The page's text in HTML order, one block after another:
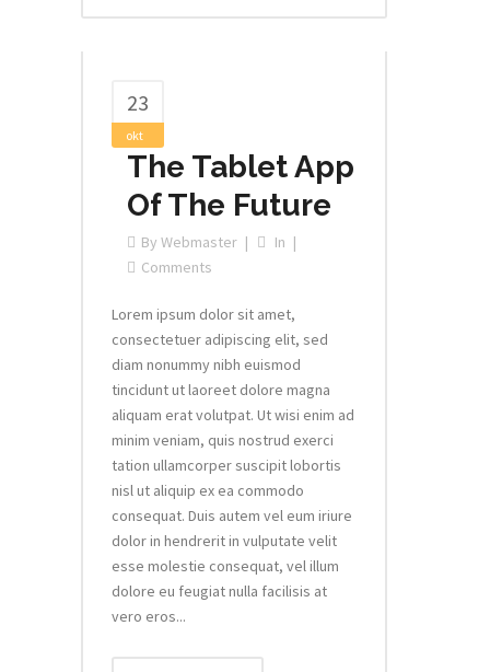
23
okt
The Tablet App
Of The Future
By Webmaster
In
Comments
Lorem ipsum dolor sit amet,
consectetuer adipiscing elit, sed
diam nonummy nibh euismod
tincidunt ut laoreet dolore magna
aliquam erat volutpat. Ut wisi enim ad
minim veniam, quis nostrud exerci
tation ullamcorper suscipit lobortis
nisl ut aliquip ex ea commodo
consequat. Duis autem vel eum iriure
dolor in hendrerit in vulputate velit
esse molestie consequat, vel illum
dolore eu feugiat nulla facilisis at
vero eros...